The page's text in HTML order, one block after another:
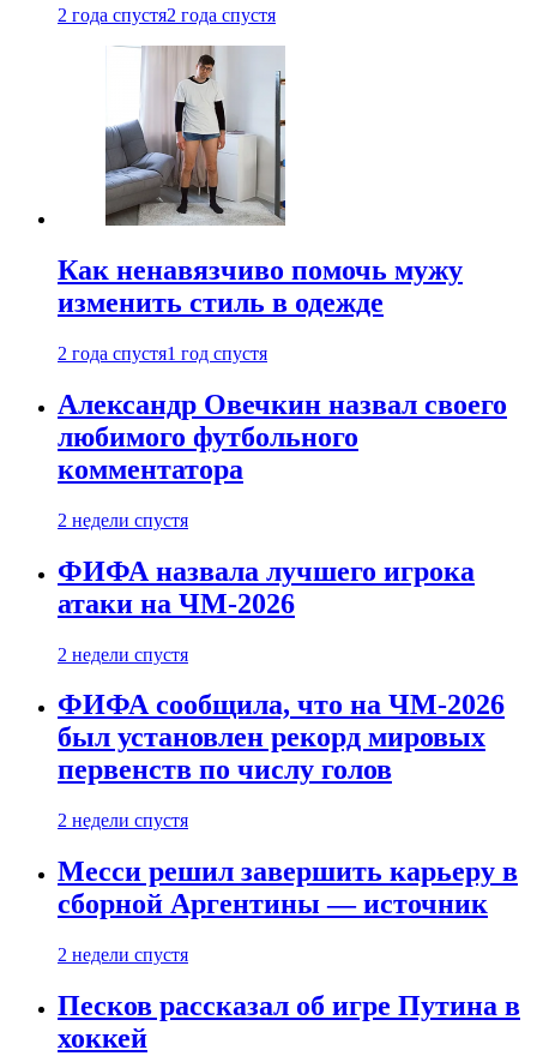
2 года спустя2 года спустя
Как ненавязчиво помочь мужу
изменить стиль в одежде
2 года спустя1 год спустя
Александр Овечкин назвал своего
любимого футбольного
комментатора
2 недели спустя
ФИФА назвала лучшего игрока
атаки на ЧМ-2026
2 недели спустя
ФИФА сообщила, что на ЧМ-2026
был установлен рекорд мировых
первенств по числу голов
2 недели спустя
Месси решил завершить карьеру в
сборной Аргентины — источник
2 недели спустя
Песков рассказал об игре Путина в
хоккей